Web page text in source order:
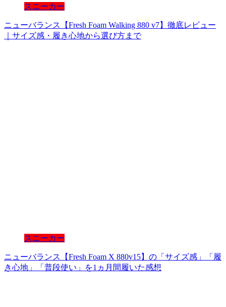
スニーカー
ニューバランス【Fresh Foam Walking 880 v7】徹底レビュー
｜サイズ感・履き心地から選び方まで
スニーカー
ニューバランス【Fresh Foam X 880v15】の「サイズ感」「履
き心地」「普段使い」を1ヵ月間履いた感想